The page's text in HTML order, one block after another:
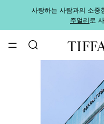
사랑하는 사람과의 소중
주얼리로